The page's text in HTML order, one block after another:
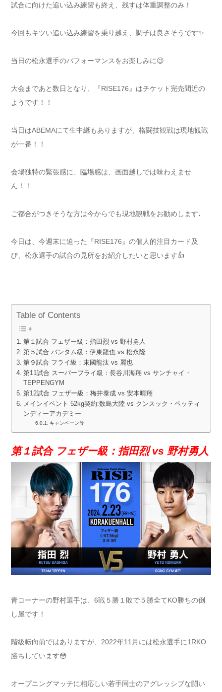
試合に向けた追い込み練習も終え、残すは体重調整のみ！
今回もキツい追い込み練習を乗り越え、調子は良さそうです✨
当日の松永選手のパフォーマンスをお楽しみに😉
大会まであと数日となり、『RISE176』はチケット完売間近の
ようです！！
当日はABEMAにて生中継もありますが、格闘技観戦は現地観戦
が一番！！
会場独特の緊張感に、臨場感は、画面越しでは味わえませ
ん！！
ご都合がつきそうな方は今からでも現地観戦をお勧めします♩
今日は、今週末に迫った『RISE176』の個人的注目カード及
び、松永選手の試合の見所をお紹介したいと思います👍
Table of Contents
第１試合 フェザー級：指田烈 vs 野村勇人
第５試合 バンタム級：伊東龍也 vs 松永隆
第９試合 フライ級：末國龍汰 vs 麗也
第11試合 スーパーフライ級：長谷川海翔 vs サンチャイ・
TEPPENGYM
第12試合 フェザー級：梅井泰成 vs 安本晴翔
メインイベント 52kg契約:数島大陸 vs クンスック・ペッティ
ンディーアカデミー
キャンペーン等
第１試合 フェザー級：指田烈 vs 野村勇人
青コーナーの野村選手は、6戦５勝１敗で５勝全てKO勝ちの倒
し屋です！
階級転向前ではありますが、2022年11月には松永選手に1RKO
勝ちしています😳
オープニングマッチに相応しい若手同士のアグレッシブな闘い